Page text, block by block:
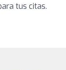
tus citas.